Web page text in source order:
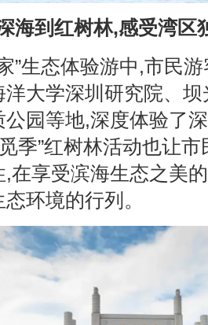
海到红树林,感受湾区
”生态体验游中,市民
大学深圳研究院、
公园等地,深度体验了
季”红树林活动也让
在享受滨海生态之美
环境的行列。